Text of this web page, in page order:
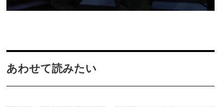
あわせて読みたい